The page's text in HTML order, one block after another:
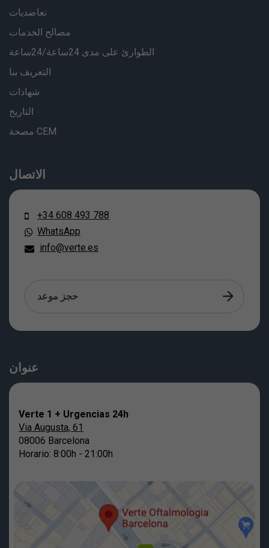
تعاضديات
مصالح الخدمات
الطوارئ على مدى 24ساعة/24ساعة
التعريف بنا
شهادات
التاريخ
مصحة CEM
الاتصال
+34 608 493 788
WhatsApp
info@verte.es
حجز موعد
عنوان
Verte 1 + Urgencias 24h
Via Augusta, 61
08006 Barcelona
Horario: 8:00h - 21:00h